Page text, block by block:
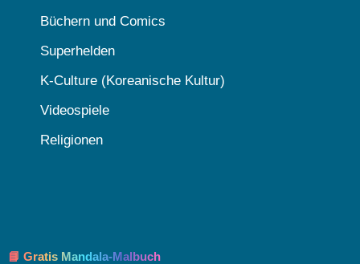
Büchern und Comics
Superhelden
K-Culture (Koreanische Kultur)
Videospiele
Religionen
📘 Gratis Mandala-Malbuch